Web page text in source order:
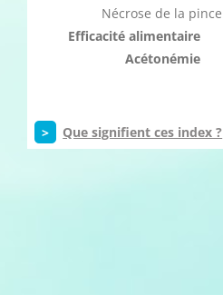
Nécrose de la pince
Efficacité alimentaire
Acétonémie
> Que signifient ces index ?